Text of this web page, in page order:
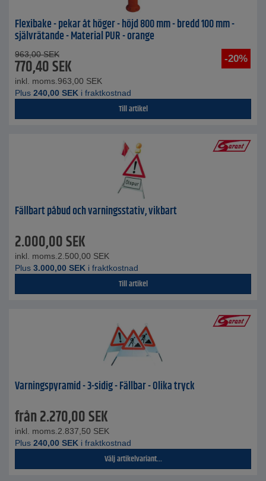
Flexibake - pekar åt höger - höjd 800 mm - bredd 100 mm -
självrätande - Material PUR - orange
-20%
963,00 SEK
770,40SEK
inkl. moms. 963,00 SEK
Plus 240,00 SEK i fraktkostnad
Till artikel
Fällbart påbud och varningsstativ, vikbart
2.000,00SEK
inkl. moms. 2.500,00 SEK
Plus 3.000,00 SEK i fraktkostnad
Till artikel
Varningspyramid - 3-sidig - Fällbar - Olika tryck
från2.270,00SEK
inkl. moms. 2.837,50 SEK
Plus 240,00 SEK i fraktkostnad
Välj artikelvariant...